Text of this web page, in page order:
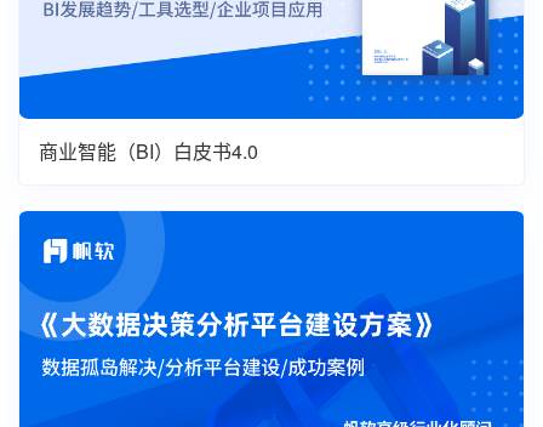
商业智能（BI）白皮书4.0